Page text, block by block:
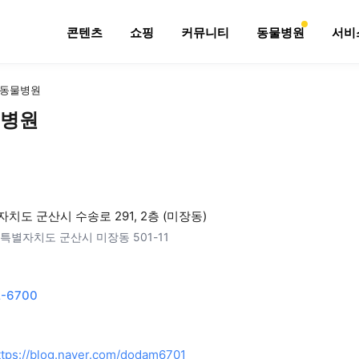
콘텐츠 쇼핑 커뮤니티 동물병원 서비
물병원
원
치도 군산시 수송로 291, 2층 (미장동)
별자치도 군산시 미장동 501-11
6700
blog.naver.com/dodam6701